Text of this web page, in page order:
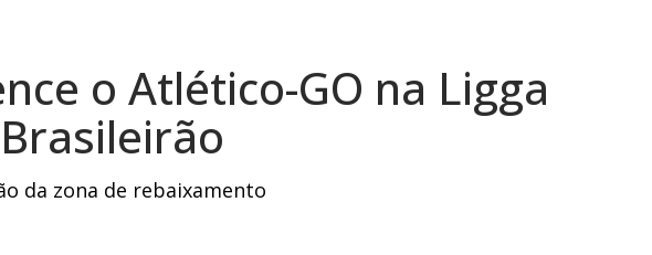
o Atlético-GO na Ligga
da zona de rebaixamento